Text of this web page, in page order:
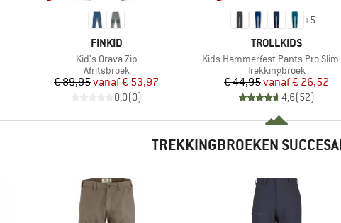
MERK
FINKID
Artikel
Kid's Orava Zip
Productgroep
Afritsbroek
Prijs
€ 89,95 Verlaagde prijs
vanaf€ 53,97
0,0(0)
+5
MERK
TROLLKIDS
Artikel
Kids Hammerfest Pants Pro Slim
Productgroep
Trekkingbroek
Prijs
€ 44,95 Verlaagde prijs
vanaf€ 26,52
4,6(52)
TREKKINGBROEKEN